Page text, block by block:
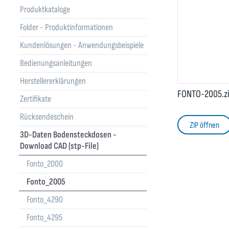
Produktkataloge
Folder - Produktinformationen
Kundenlösungen - Anwendungsbeispiele
Bedienungsanleitungen
Herstellererklärungen
Zertifikate
Rücksendeschein
3D-Daten Bodensteckdosen -
Download CAD (stp-File)
Fonto_2000
Fonto_2005
Fonto_4290
Fonto_4295
FONTO-
ZIP öffnen